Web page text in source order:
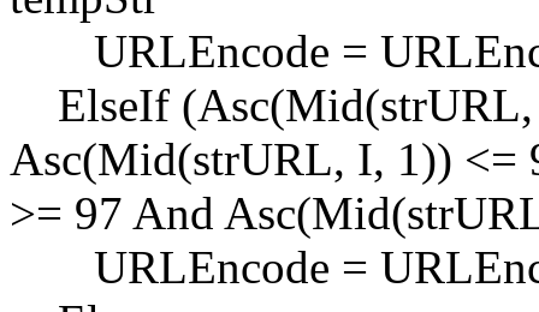
URLEncode =
ElseIf (Asc(Mid(strURL,
Asc(Mid(strURL, I, 1)) <=
>= 97 And
URLEncode =